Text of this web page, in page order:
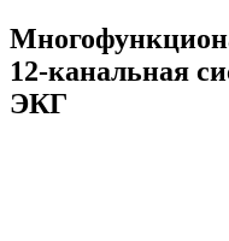
12-канальная
ЭКГ